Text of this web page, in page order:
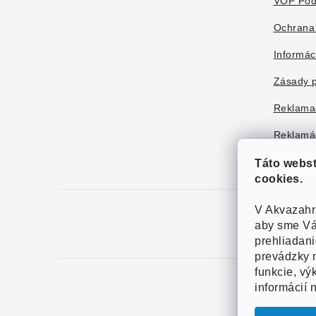
Táto
cookies.
V
aby sme
prevádzky
funkcie,
informácií
Zásady